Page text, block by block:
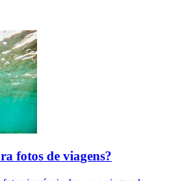
fotos de viagens?